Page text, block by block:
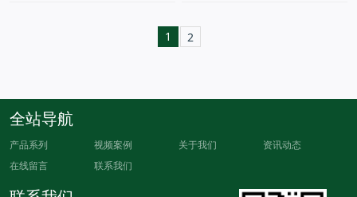
1 2
全站导航
产品系列 视频案例 关于我们
资讯动态
在线留言
联系我们